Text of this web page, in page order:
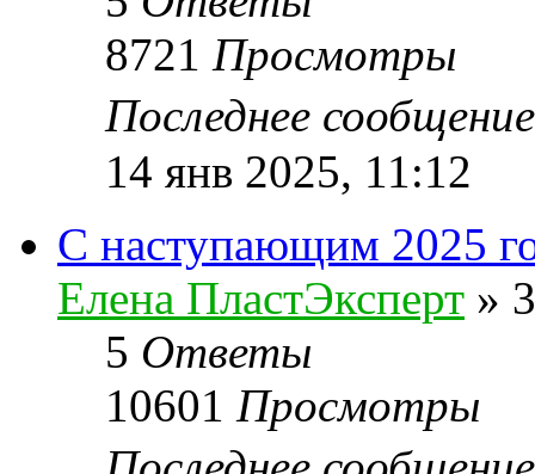
8721 Просмотры
Последнее
14 янв 2025, 11:12
С наступающим 2025
Елена ПластЭксперт »
5 Ответы
10601 Просмотры